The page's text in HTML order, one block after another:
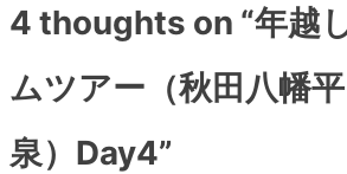
4 thoughts on “年越
ムツアー（秋田八幡
泉）Day4”